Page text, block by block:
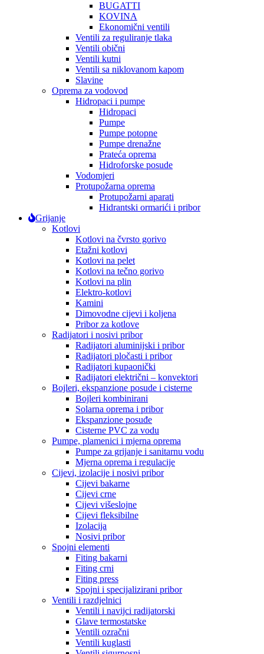
BUGATTI
KOVINA
Ekonomični ventili
Ventili za reguliranje tlaka
Ventili obični
Ventili kutni
Ventili sa niklovanom kapom
Slavine
Oprema za vodovod
Hidropaci i pumpe
Hidropaci
Pumpe
Pumpe potopne
Pumpe drenažne
Prateća oprema
Hidroforske posude
Vodomjeri
Protupožarna oprema
Protupožarni aparati
Hidrantski ormarići i pribor
Grijanje
Kotlovi
Kotlovi na čvrsto gorivo
Etažni kotlovi
Kotlovi na pelet
Kotlovi na tečno gorivo
Kotlovi na plin
Elektro-kotlovi
Kamini
Dimovodne cijevi i koljena
Pribor za kotlove
Radijatori i nosivi pribor
Radijatori aluminijski i pribor
Radijatori pločasti i pribor
Radijatori kupaonički
Radijatori električni – konvektori
Bojleri, ekspanzione posude i cisterne
Bojleri kombinirani
Solarna oprema i pribor
Ekspanzione posuđe
Cisterne PVC za vodu
Pumpe, plamenici i mjerna oprema
Pumpe za grijanje i sanitarnu vodu
Mjerna oprema i regulacije
Cijevi, izolacije i nosivi pribor
Cijevi bakarne
Cijevi crne
Cijevi višeslojne
Cijevi fleksibilne
Izolacija
Nosivi pribor
Spojni elementi
Fiting bakarni
Fiting crni
Fiting press
Spojni i specijalizirani pribor
Ventili i razdjelnici
Ventili i navijci radijatorski
Glave termostatske
Ventili ozračni
Ventili kuglasti